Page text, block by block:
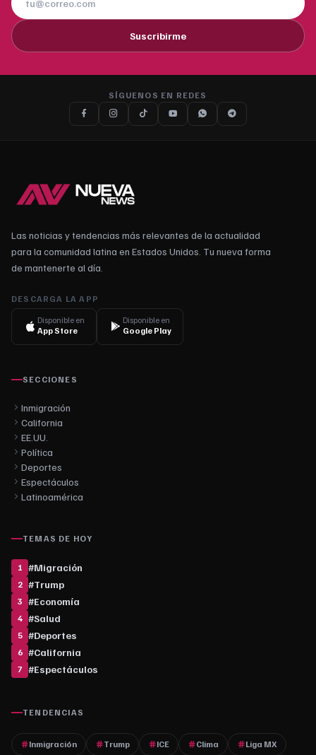
Suscribirme
SÍGUENOS EN REDES
Las noticias y tendencias más relevantes de la actualidad
para la comunidad latina en Estados Unidos. Tu nueva forma
de mantenerte al día.
DESCARGA LA APP
Disponible en
App Store
Disponible en
Google Play
SECCIONES
Inmigración
California
EE.UU.
Política
Deportes
Espectáculos
Latinoamérica
TEMAS DE HOY
1 #Migración
2 #Trump
3 #Economía
4 #Salud
5 #Deportes
6 #California
7 #Espectáculos
TENDENCIAS
Inmigración Trump ICE Clima Liga MX